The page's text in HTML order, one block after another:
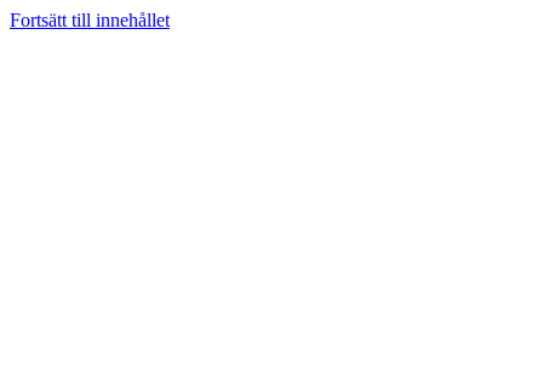
Fortsätt till innehållet